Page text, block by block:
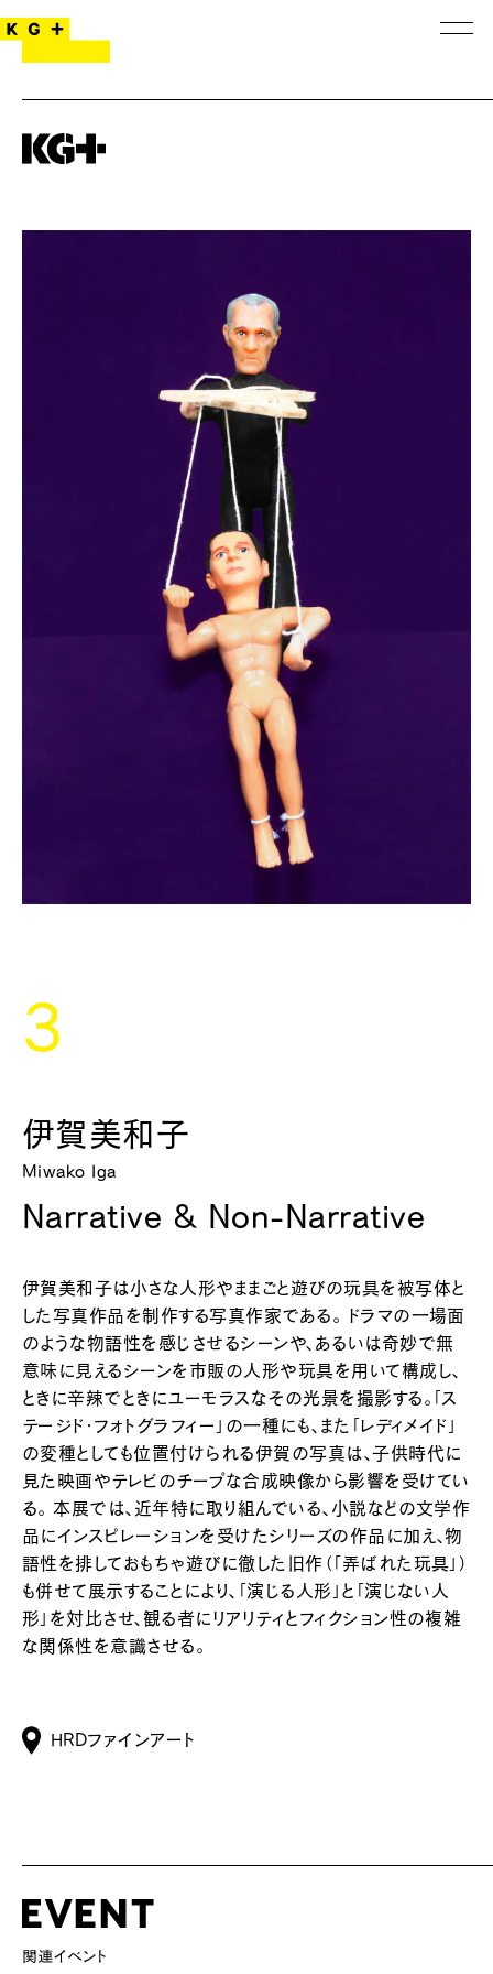
3
伊賀美和子
Miwako Iga
Narrative & Non-Narrative
伊賀美和子は小さな人形やままごと遊びの玩具を被写体と
した写真作品を制作する写真作家である。 ドラマの一場面
のような物語性を感じさせるシーンや、あるいは奇妙で無
意味に見えるシーンを市販の人形や玩具を用いて構成し、
ときに辛辣でときにユーモラスなその光景を撮影する。「ス
テージド・フォトグラフィー」の一種にも、また「レディメイド」
の変種としても位置付けられる伊賀の写真は、子供時代に
見た映画やテレビのチープな合成映像から影響を受けてい
る。 本展では、近年特に取り組んでいる、小説などの文学作
品にインスピレーションを受けたシリーズの作品に加え、物
語性を排しておもちゃ遊びに徹した旧作（「弄ばれた玩具」）
も併せて展示することにより、「演じる人形」と「演じない人
形」を対比させ、観る者にリアリティとフィクション性の複雑
な関係性を意識させる。
HRDファインアート